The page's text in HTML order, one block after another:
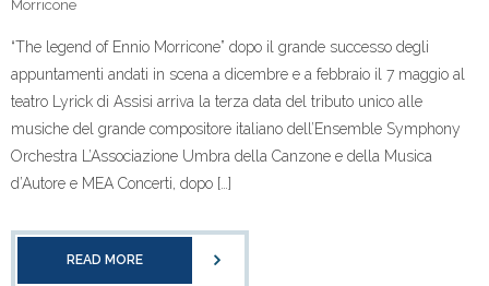
Morricone
“The legend of Ennio Morricone” dopo il grande successo degli
appuntamenti andati in scena a dicembre e a febbraio il 7 maggio al
teatro Lyrick di Assisi arriva la terza data del tributo unico alle
musiche del grande compositore italiano dell’Ensemble Symphony
Orchestra L’Associazione Umbra della Canzone e della Musica
d’Autore e MEA Concerti, dopo […]
READ MORE